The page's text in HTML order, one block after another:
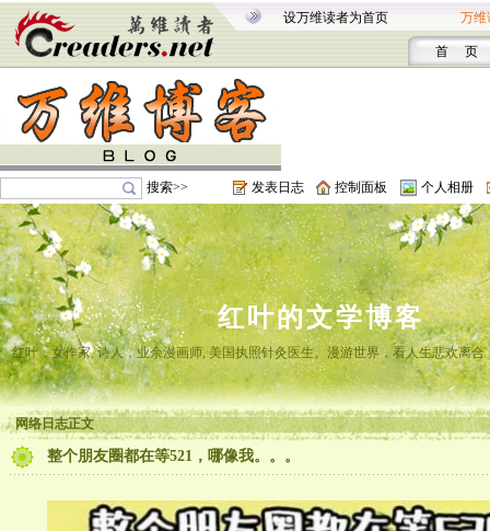
设万维读者为首页 万维
首 页
搜索>> 发表日志 控制面板 个人相册
红叶的文学博客
红叶，女作家, 诗人，业余漫画师, 美国执照针灸医生。漫游世界，看人生悲欢离
网络日志正文
整个朋友圈都在等521，哪像我。。。